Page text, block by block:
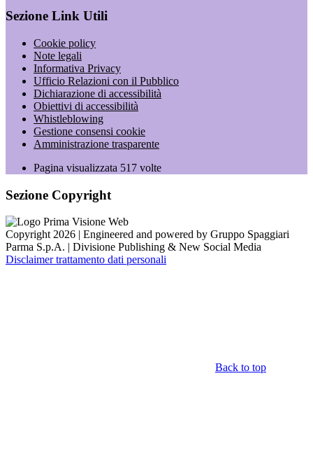
Sezione Link Utili
Cookie policy
Note legali
Informativa Privacy
Ufficio Relazioni con il Pubblico
Dichiarazione di accessibilità
Obiettivi di accessibilità
Whistleblowing
Gestione consensi cookie
Amministrazione trasparente
Pagina visualizzata 517 volte
Sezione Copyright
Copyright 2026 | Engineered and powered by Gruppo Spaggiari
Parma S.p.A. | Divisione Publishing & New Social Media
Disclaimer trattamento dati personali
Back to top